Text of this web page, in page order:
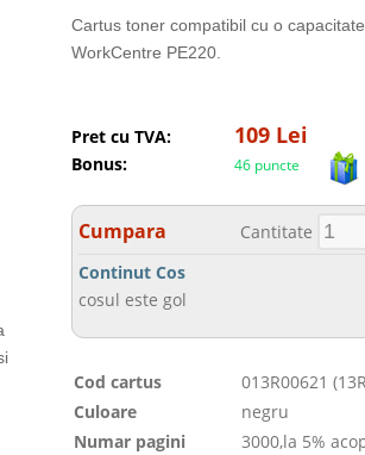
Cartus toner compatibil cu o
WorkCentre PE220.
Pret cu TVA: 109 Lei
Bonus: 46 puncte
Cumpara
Cantitate
Continut Cos
cosul este gol
Cod cartus
013R00621
Culoare
negru
Numar pagini
3000,la 5%